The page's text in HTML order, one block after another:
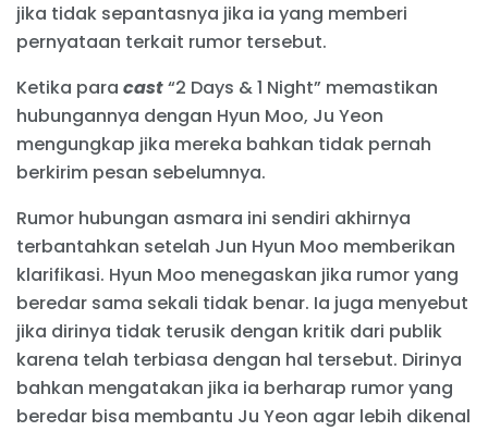
jika tidak sepantasnya jika ia yang memberi
pernyataan terkait rumor tersebut.
Ketika para cast“2 Days & 1 Night” memastikan
hubungannya dengan Hyun Moo, Ju Yeon
mengungkap jika mereka bahkan tidak pernah
berkirim pesan sebelumnya.
Rumor hubungan asmara ini sendiri akhirnya
terbantahkan setelah Jun Hyun Moo memberikan
klarifikasi. Hyun Moo menegaskan jika rumor yang
beredar sama sekali tidak benar. Ia juga menyebut
jika dirinya tidak terusik dengan kritik dari publik
karena telah terbiasa dengan hal tersebut. Dirinya
bahkan mengatakan jika ia berharap rumor yang
beredar bisa membantu Ju Yeon agar lebih dikenal